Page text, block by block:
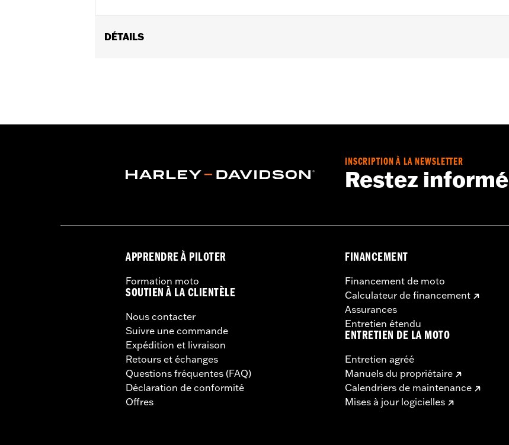
DÉTAILS
Dimension Description:Hauteur de tige : 8" / Hauteur de talon : 1"
INSCRIPTION À LA NEWSLETTER
Restez informé
APPRENDRE À PILOTER
Formation moto
SOUTIEN À LA CLIENTÈLE
Nous contacter
Suivre une commande
Expédition et livraison
Retours et échanges
Questions fréquentes (FAQ)
Déclaration de conformité
Offres
FINANCEMENT
Financement de moto
Calculateur de financement
Assurances
Entretien étendu
ENTRETIEN DE LA MOTO
Entretien agréé
Manuels du propriétaire
Calendriers de maintenance
Mises à jour logicielles